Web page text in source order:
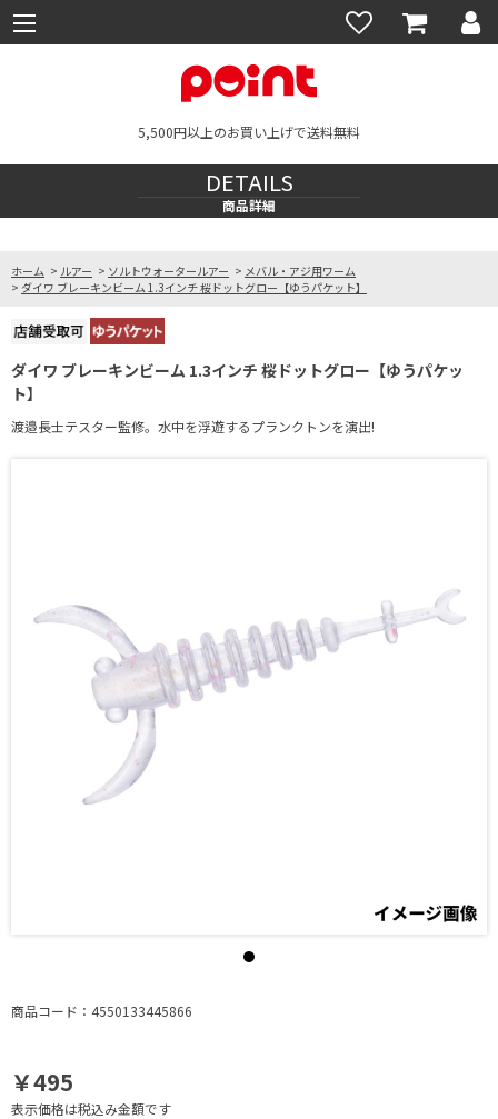
5,500円以上のお買い上げで送料無料
DETAILS
商品詳細
ホーム > ルアー > ソルトウォータールアー > メバル・アジ用ワーム
> ダイワ ブレーキンビーム 1.3インチ 桜ドットグロー【ゆうパケット】
ダイワ ブレーキンビーム 1.3インチ 桜ドットグロー【ゆうパケッ
ト】
渡邉長士テスター監修。水中を浮遊するプランクトンを演出!
商品コード：4550133445866
￥495
表示価格は税込み金額です